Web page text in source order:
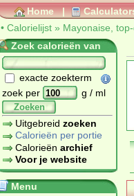
Home |
• Calorielijst » Mayonaise,
Zoek calorieën van
exacte zoekterm
zoek per
g / ml
Zoeken
Uitgebreid zoeken
Calorieën per portie
Calorieën archief
Voor je website
Menu